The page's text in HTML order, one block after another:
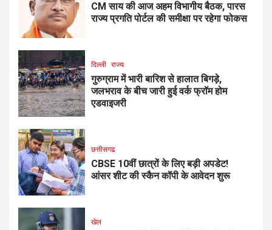
CM साय की आज अहम विभागीय बैठक, पारस
राज्य प्रगति पोर्टल की समीक्षा पर रहेगा फोकस
दिल्ली राज्य
गुरुग्राम में भारी बारिश से हालात बिगड़े,
जलभराव के बीच जारी हुई वर्क फ्रॉम होम
एडवाइजरी
छत्तीसगढ
CBSE 10वीं छात्रों के लिए बड़ी अपडेट!
आंसर शीट की स्कैन कॉपी के आवेदन शुरू
खेल